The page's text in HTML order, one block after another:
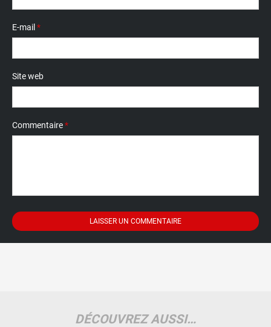
E-mail*
Site web
Commentaire*
DÉCOUVREZ AUSSI…